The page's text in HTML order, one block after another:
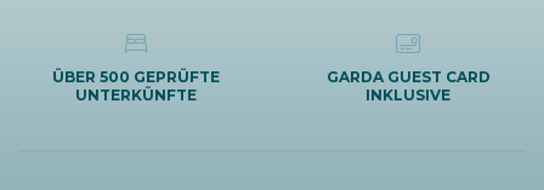
ÜBER 500 GEPRÜFTE
UNTERKÜNFTE
GARDA GUEST CARD
INKLUSIVE